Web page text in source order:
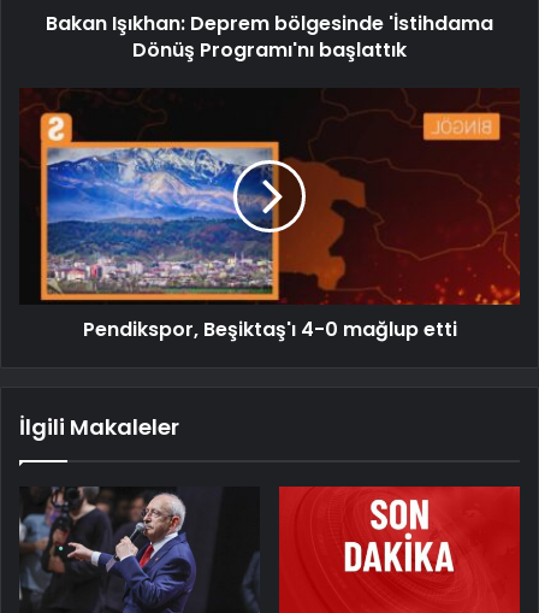
Bakan Işıkhan: Deprem bölgesinde 'İstihdama
Dönüş Programı'nı başlattık
Pendikspor, Beşiktaş'ı 4-0 mağlup etti
İlgili Makaleler